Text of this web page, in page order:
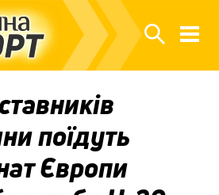
поїдуть
Європи